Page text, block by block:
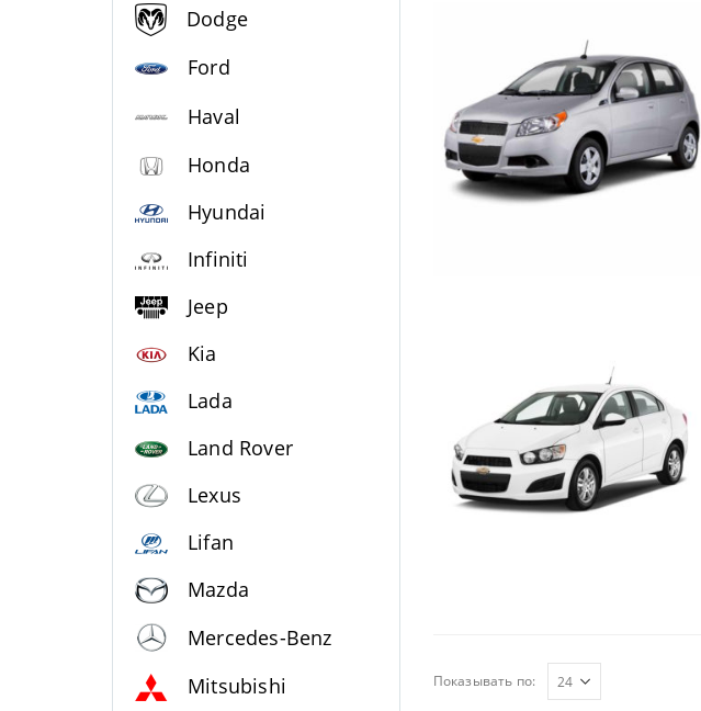
Показывать по:
Dodge
Ford
Haval
Honda
Hyundai
Infiniti
Jeep
Kia
Lada
Land Rover
Lexus
Lifan
Mazda
Mercedes-Benz
Mitsubishi